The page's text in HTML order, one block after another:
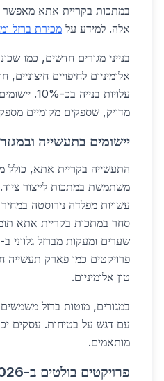
במתכות בקריית אתא מאפשר
אלה. למידע על מכירת ברזל
בנייני מגורים חדשים, כמו
אלומיניום לחיפויים
עלויות
מדויק, שספקים מקומיים
יישומים בתעשייה
התעשייה בקריית אתא, כולל
משתמשת במתכות לייצור
סחר במתכות בקריית אתא
טון אלומיניום.
במגורים, מוטות ברזל
עם דגש על בטיחות. עסקים
מותאמים.
פרויקטים בולטים ב-2026